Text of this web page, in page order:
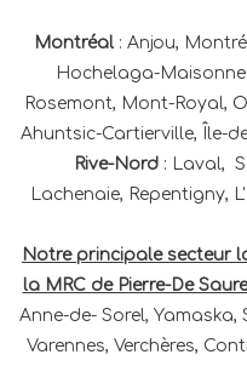
Montréal : Anjou,
Hochelaga-
Rosemont, Mont-Royal,
Ahuntsic-Cartierville, Île-
Rive-Nord : Laval,
Lachenaie, Repentigny,
Notre principale secteur
la MRC de Pierre-De
Anne-de- Sorel, Yamaska,
Varennes, Verchères,